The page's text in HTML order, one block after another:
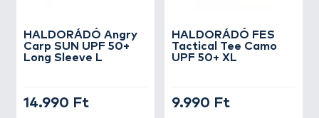
HALDORÁDÓ Angry
Carp SUN UPF 50+
Long Sleeve L
14.990 Ft
HALDORÁDÓ FES
Tactical Tee Camo
UPF 50+ XL
9.990 Ft